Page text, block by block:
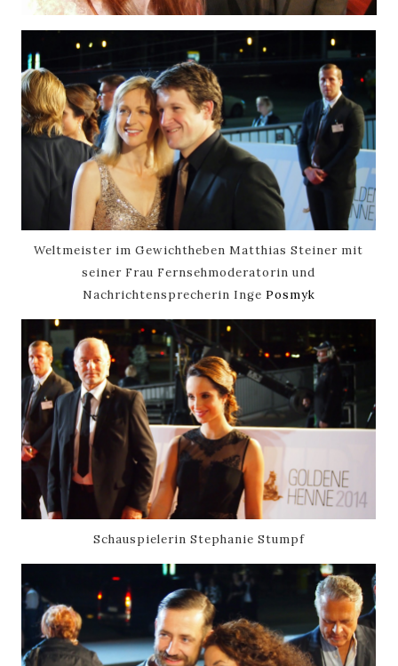
Weltmeister im Gewichtheben Matthias Steiner mit
seiner Frau Fernsehmoderatorin und
Nachrichtensprecherin Inge Posmyk
Schauspielerin Stephanie Stumpf